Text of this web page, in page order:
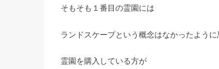
そもそも１番目の霊園には
ランドスケープという概念はなかったよう
霊園を購入している方が